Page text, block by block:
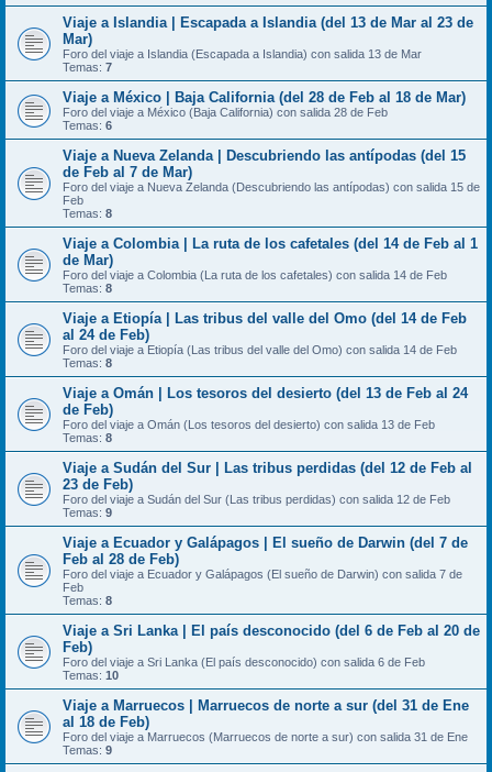
Viaje a Islandia | Escapada a Islandia (del 13 de Mar al 23 de
Mar)
Foro del viaje a Islandia (Escapada a Islandia) con salida 13 de Mar
Temas: 7
Viaje a México | Baja California (del 28 de Feb al 18 de Mar)
Foro del viaje a México (Baja California) con salida 28 de Feb
Temas: 6
Viaje a Nueva Zelanda | Descubriendo las antípodas (del 15
de Feb al 7 de Mar)
Foro del viaje a Nueva Zelanda (Descubriendo las antípodas) con salida 15 de
Feb
Temas: 8
Viaje a Colombia | La ruta de los cafetales (del 14 de Feb al 1
de Mar)
Foro del viaje a Colombia (La ruta de los cafetales) con salida 14 de Feb
Temas: 8
Viaje a Etiopía | Las tribus del valle del Omo (del 14 de Feb
al 24 de Feb)
Foro del viaje a Etiopía (Las tribus del valle del Omo) con salida 14 de Feb
Temas: 8
Viaje a Omán | Los tesoros del desierto (del 13 de Feb al 24
de Feb)
Foro del viaje a Omán (Los tesoros del desierto) con salida 13 de Feb
Temas: 8
Viaje a Sudán del Sur | Las tribus perdidas (del 12 de Feb al
23 de Feb)
Foro del viaje a Sudán del Sur (Las tribus perdidas) con salida 12 de Feb
Temas: 9
Viaje a Ecuador y Galápagos | El sueño de Darwin (del 7 de
Feb al 28 de Feb)
Foro del viaje a Ecuador y Galápagos (El sueño de Darwin) con salida 7 de
Feb
Temas: 8
Viaje a Sri Lanka | El país desconocido (del 6 de Feb al 20 de
Feb)
Foro del viaje a Sri Lanka (El país desconocido) con salida 6 de Feb
Temas: 10
Viaje a Marruecos | Marruecos de norte a sur (del 31 de Ene
al 18 de Feb)
Foro del viaje a Marruecos (Marruecos de norte a sur) con salida 31 de Ene
Temas: 9